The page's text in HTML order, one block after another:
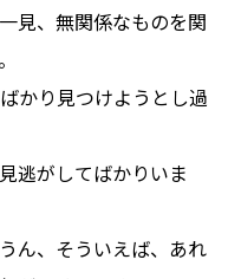
見、無関係なものを関
かり見つけようとし過
逃がしてばかりいま
ん、そういえば、あれ